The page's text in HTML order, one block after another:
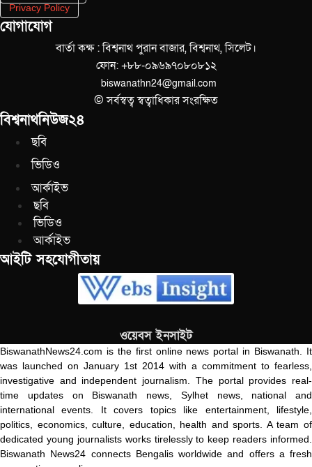
Privacy Policy
যোগাযোগ
বার্তা কক্ষ : বিশ্বনাথ পুরান বাজার, বিশ্বনাথ, সিলেট।
ফোন: +৮৮-০৯৬৯৭০৮০৮১২
biswanathn24@gmail.com
© সর্বস্বত্ব স্বত্বাধিকার সংরক্ষিত
বিশ্বনাথনিউজ২৪
ছবি
ভিডিও
আর্কাইভ
ছবি
ভিডিও
আর্কাইভ
আইটি সহযোগীতায়
ওয়েবস ইনসাইট
BiswanathNews24.com is the first online news portal in Biswanath. It
was launched on January 1st 2014 with a commitment to fearless,
investigative and independent journalism. The portal provides real-
time updates on Biswanath news, Sylhet news, national and
international events. It covers topics like entertainment, lifestyle,
politics, economics, culture, education, health and sports. A team of
dedicated young journalists works tirelessly to keep readers informed.
Biswanath News24 connects Bengalis worldwide and offers a fresh